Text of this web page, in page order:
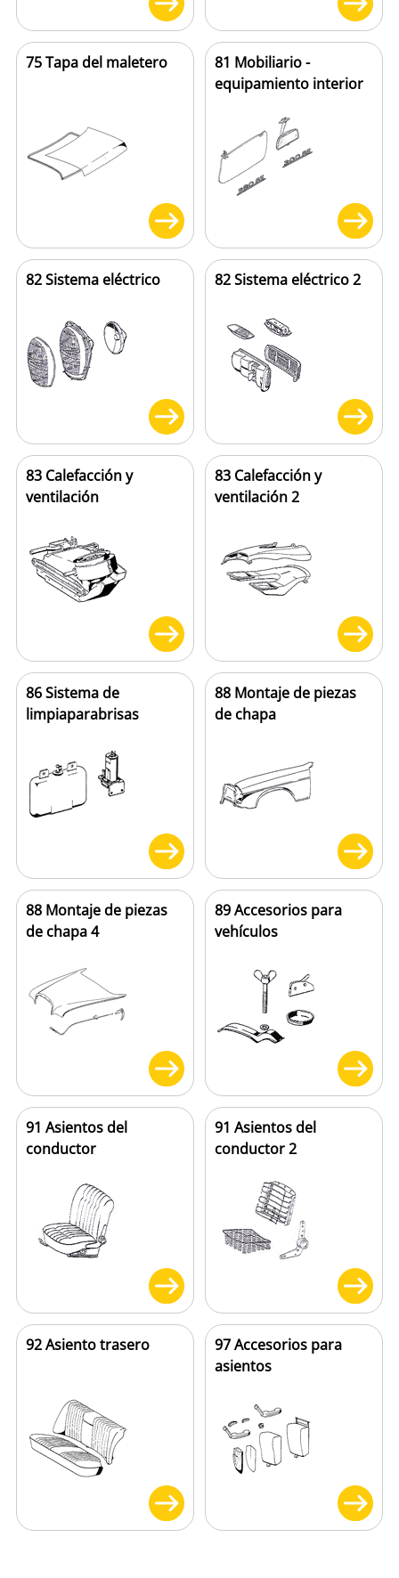
75 Tapa del maletero
81 Mobiliario -
equipamiento interior
82 Sistema eléctrico 82 Sistema eléctrico 2
83 Calefacción y
ventilación
83 Calefacción y
ventilación 2
86 Sistema de
limpiaparabrisas
88 Montaje de piezas
de chapa
88 Montaje de piezas
de chapa 4
89 Accesorios para
vehículos
91 Asientos del
conductor
91 Asientos del
conductor 2
92 Asiento trasero
97 Accesorios para
asientos